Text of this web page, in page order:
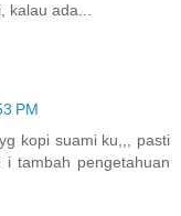
ada...
PM
kopi suami ku,,, pasti
tambah pengetahuan